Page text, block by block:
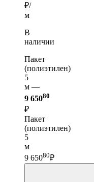
₽/
м
В
наличии
Пакет
(полиэтилен)
5
м —
9 65080
₽
Пакет
(полиэтилен)
5
м
9 65080₽